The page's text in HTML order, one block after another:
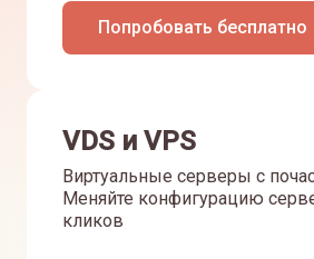
Попробовать бесплатно
VDS и VPS
Виртуальные серверы с
Меняйте конфигурацию
кликов